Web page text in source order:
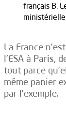
français B.
ministérielle
La France
l’ESA à Paris,
tout parce
même panier
par l’exemple.